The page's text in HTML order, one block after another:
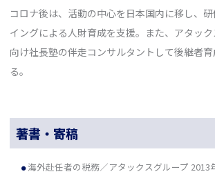
コロナ後は、活動の中心を日本国内に移し、
イングによる人財育成を支援。また、アタッ
向け社長塾の伴走コンサルタントして後継者
る。
著書・寄稿
海外赴任者の税務／アタックスグループ 2013